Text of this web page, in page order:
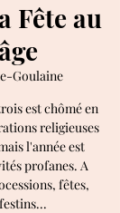
Fête au
Goulaine
est chômé en
religieuses
l'année est
profanes. A
fêtes,